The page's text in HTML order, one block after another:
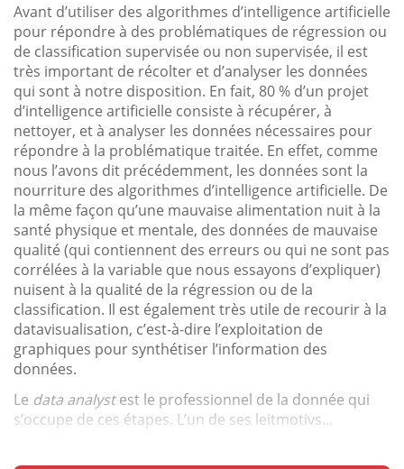
Avant d’utiliser des algorithmes d’intelligence artificielle
pour répondre à des problématiques de régression ou
de classification supervisée ou non supervisée, il est
très important de récolter et d’analyser les données
qui sont à notre disposition. En fait, 80 % d’un projet
d’intelligence artificielle consiste à récupérer, à
nettoyer, et à analyser les données nécessaires pour
répondre à la problématique traitée. En effet, comme
nous l’avons dit précédemment, les données sont la
nourriture des algorithmes d’intelligence artificielle. De
la même façon qu’une mauvaise alimentation nuit à la
santé physique et mentale, des données de mauvaise
qualité (qui contiennent des erreurs ou qui ne sont pas
corrélées à la variable que nous essayons d’expliquer)
nuisent à la qualité de la régression ou de la
classification. Il est également très utile de recourir à la
datavisualisation, c’est-à-dire l’exploitation de
graphiques pour synthétiser l’information des
données.
Le data analystest le professionnel de la donnée qui
s’occupe de ces étapes. L’un de ses leitmotivs...